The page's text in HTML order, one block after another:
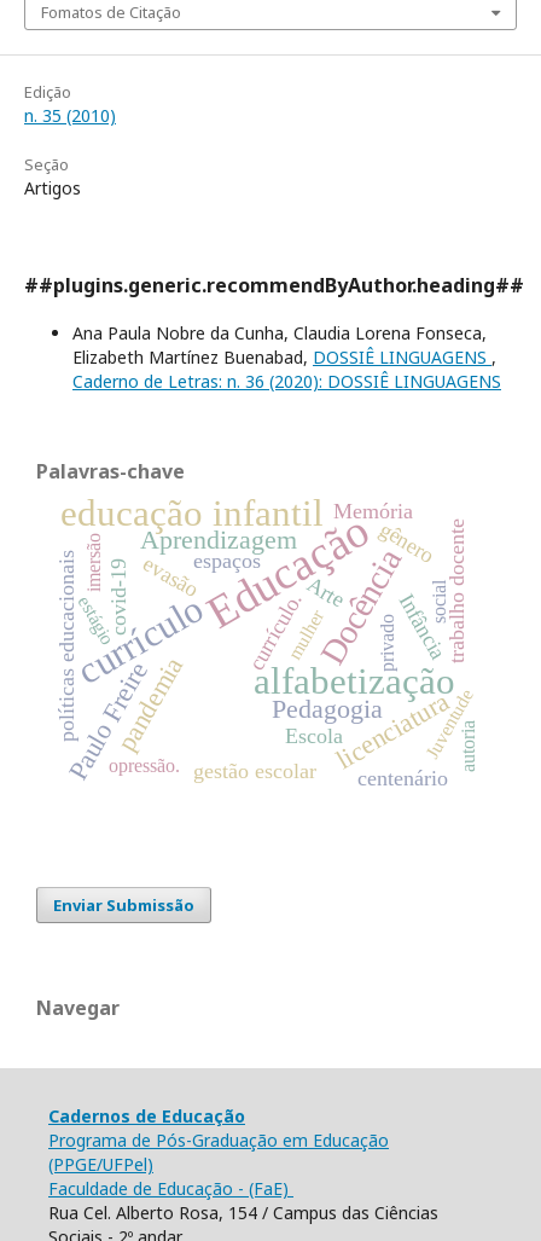
Fomatos de Citação
Edição
n. 35 (2010)
Seção
Artigos
##plugins.generic.recommendByAuthor.heading##
Ana Paula Nobre da Cunha, Claudia Lorena Fonseca,
Elizabeth Martínez Buenabad, DOSSIÊ LINGUAGENS ,
Caderno de Letras: n. 36 (2020): DOSSIÊ LINGUAGENS
Palavras-chave
Educação
educação infantil
currículo alfabetização
Docência
pandemia
Paulo Freire
Aprendizagem
licenciatura
Pedagogia
covid-19 currículo.
evasão
políticas educacionais Infânciatrabalho docente
gestão escolar
espaços
Arte
Memória
gênero
centenário
Escola
opressão.
Juventude
privado
estágio
imersão
mulher
social
autoria
Enviar Submissão
Navegar
Cadernos de Educação
Programa de Pós-Graduação em Educação
(PPGE/UFPel)
Faculdade de Educação - (FaE)
Rua Cel. Alberto Rosa, 154 / Campus das Ciências